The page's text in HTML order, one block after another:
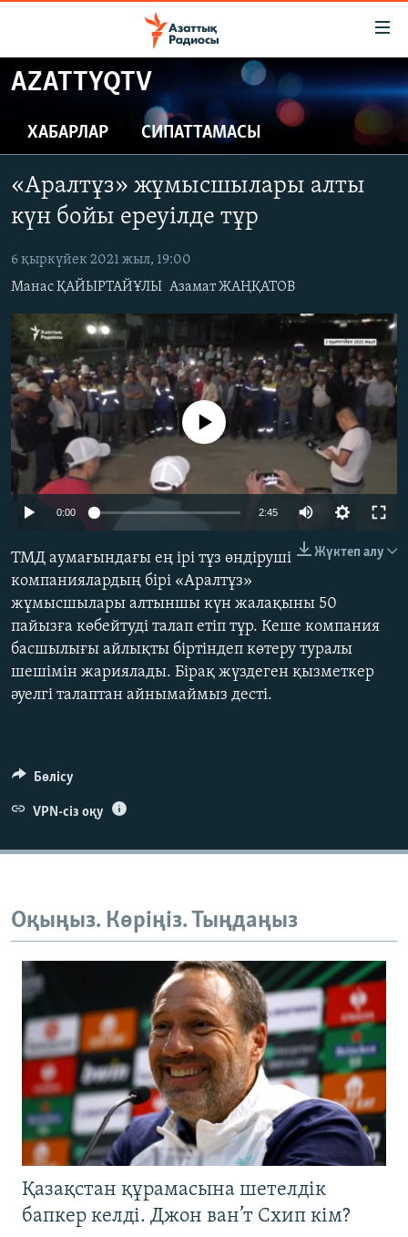
Skip
to
content
to
main
Navigation
Skip
to
ЖАҢАЛЫҚТАР
САЯСАТ
ҚАҢТАР ОҚИҒАСЫ
АДАМ ҚҰҚЫҚТАРЫ
ӘЛЕУМЕТ
ӘЛЕМ
АРНАЙЫ ЖОБАЛАР
Русский
ЖАЗЫЛЫҢЫЗ
Басқа тілдерде
AZATTYQTV
ХАБАРЛАР СИПАТТАМАСЫ
«Аралтұз» жұмысшылары алты
күн бойы ереуілде тұр
6 қыркүйек 2021 жыл, 19:00
Манас ҚАЙЫРТАЙҰЛЫ Азамат ЖАҢҚАТОВ
No media source currently available
0:00 2:45
Жүктеп алу
ТМД аумағындағы ең ірі тұз өндіруші
компаниялардың бірі «Аралтұз»
жұмысшылары алтыншы күн жалақыны 50
пайызға көбейтуді талап етіп тұр. Кеше компания
басшылығы айлықты біртіндеп көтеру туралы
шешімін жариялады. Бірақ жүздеген қызметкер
әуелгі талаптан айнымаймыз десті.
Бөлісу
VPN-сіз оқу
Оқыңыз. Көріңіз. Тыңдаңыз
Қазақстан құрамасына шетелдік
бапкер келді. Джон ван’т Схип кім?